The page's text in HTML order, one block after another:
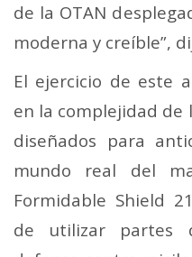
de la OTAN
moderna y creíble”,
El ejercicio de este
en la complejidad de
diseñados para
mundo real del
Formidable Shield
de utilizar partes